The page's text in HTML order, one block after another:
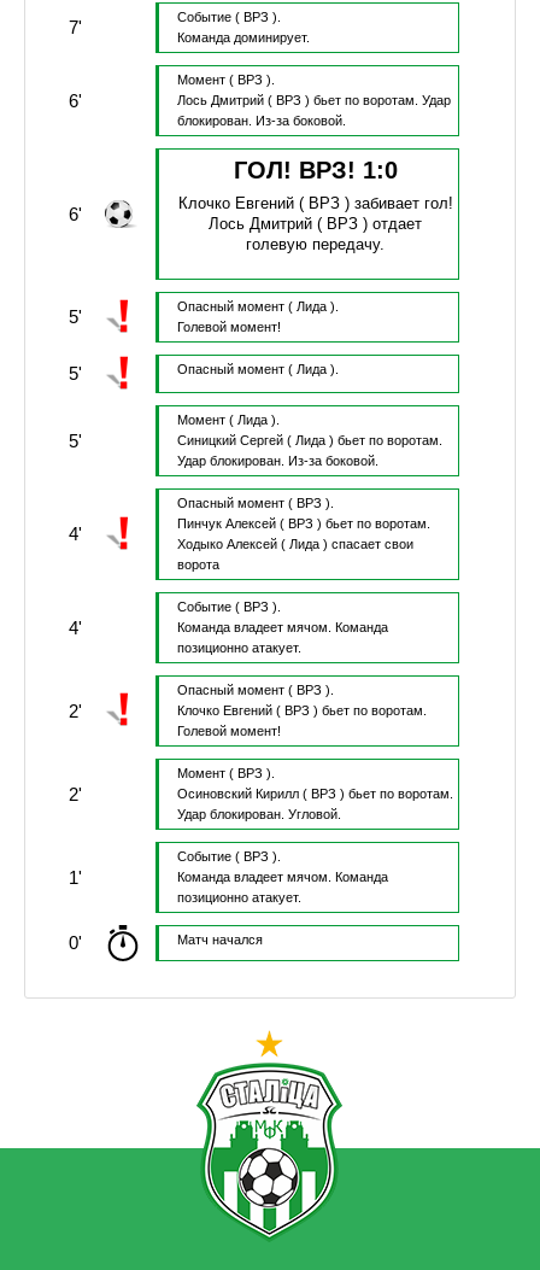
7' Событие ( ВРЗ ).
Команда доминирует.
6'
Момент ( ВРЗ ).
Лось Дмитрий( ВРЗ ) бьет по воротам. Удар
блокирован.
Из-за боковой.
6'
ГОЛ! ВРЗ! 1:0
Клочко Евгений( ВРЗ ) забивает гол!
Лось Дмитрий ( ВРЗ )отдает
голевую передачу.
5' Опасный момент ( Лида ).
Голевой момент!
5' Опасный момент ( Лида ).
5'
Момент ( Лида ).
Синицкий Сергей( Лида ) бьет по воротам.
Удар блокирован.
Из-за боковой.
4'
Опасный момент ( ВРЗ ).
Пинчук Алексей( ВРЗ ) бьет по воротам.
Ходыко Алексей( Лида ) спасает свои
ворота
4'
Событие ( ВРЗ ).
Команда владеет мячом.
Команда
позиционно атакует.
2'
Опасный момент ( ВРЗ ).
Клочко Евгений( ВРЗ ) бьет по воротам.
Голевой момент!
2'
Момент ( ВРЗ ).
Осиновский Кирилл( ВРЗ ) бьет по воротам.
Удар блокирован. Угловой.
1'
Событие ( ВРЗ ).
Команда владеет мячом.
Команда
позиционно атакует.
0' Матч начался